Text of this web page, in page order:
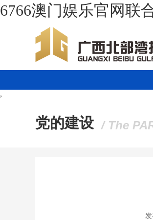
6766澳门娱乐官网联
,
党的建设 / The
发